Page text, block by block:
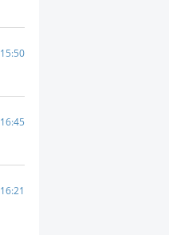
15:50
16:45
16:21